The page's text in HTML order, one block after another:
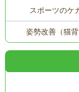
スポーツのケ
姿勢改善（猫